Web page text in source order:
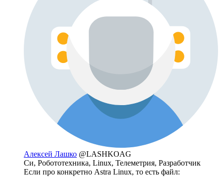
Алексей Лашко @LASHKOAG
Си, Робототехника, Linux, Телеметрия, Разработчик
Если про конкретно Astra Linux, то есть файл: